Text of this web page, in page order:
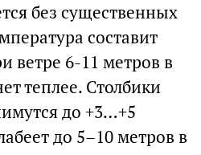
без существенных
составит
ветре 6-11 метров в
теплее. Столбики
до +3…+5
до 5–10 метров в